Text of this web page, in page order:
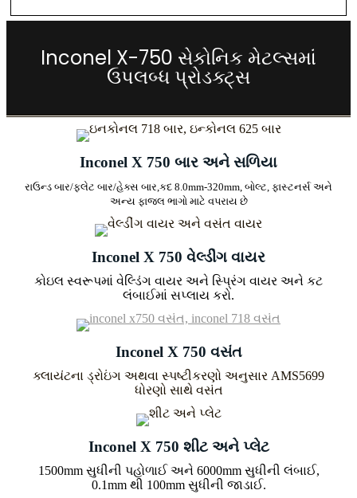
Inconel X-750 સેકોનિક મેટલ્સમાં
ઉપલબ્ધ પ્રોડક્ટ્સ
Inconel X 750 બાર અને સળિયા
રાઉન્ડ બાર/ફ્લેટ બાર/હેક્સ બાર,કદ 8.0mm-320mm, બોલ્ટ, ફાસ્ટનર્સ અને
અન્ય ફાજલ ભાગો માટે વપરાય છે
Inconel X 750 વેલ્ડીંગ વાયર
કોઇલ સ્વરૂપમાં વેલ્ડિંગ વાયર અને સ્પ્રિંગ વાયર અને કટ
લંબાઈમાં સપ્લાય કરો.
Inconel X 750 વસંત
ક્લાયંટના ડ્રોઇંગ અથવા સ્પષ્ટીકરણો અનુસાર AMS5699
ધોરણો સાથે વસંત
Inconel X 750 શીટ અને પ્લેટ
1500mm સુધીની પહોળાઈ અને 6000mm સુધીની લંબાઈ,
0.1mm થી 100mm સુધીની જાડાઈ.